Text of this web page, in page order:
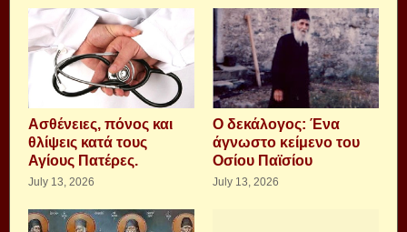
Aσθένειες, πόνος και
θλίψεις κατά τους
Αγίους Πατέρες.
July 13, 2026
Ο δεκάλογος: Ένα
άγνωστο κείμενο του
Οσίου Παϊσίου
July 13, 2026